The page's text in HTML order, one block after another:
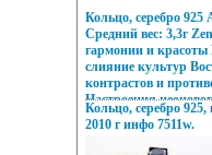
подчеркивать,
неповторимый
заряд настроения и
Кольцо, серебро 925
Средний вес: 3,3г
гармонии и красоты
слияние культур
контрастов и
Настроения
французских
индийских дворцов,
рифов и лазурных
Кольцо, серебро
2010 г инфо 7511w.